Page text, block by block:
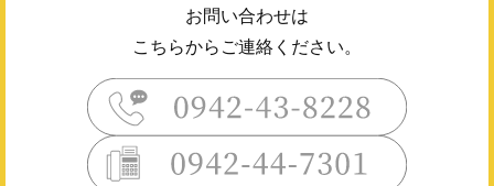
お問い合わせは
こちらからご連絡ください。